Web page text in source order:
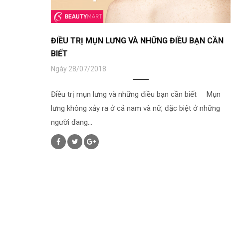
ĐIỀU TRỊ MỤN LƯNG VÀ NHỮNG ĐIỀU BẠN CẦN
BIẾT
Ngày 28/07/2018
Điều trị mụn lưng và những điều bạn cần biết Mụn
lưng không xảy ra ở cả nam và nữ, đặc biệt ở những
người đang...